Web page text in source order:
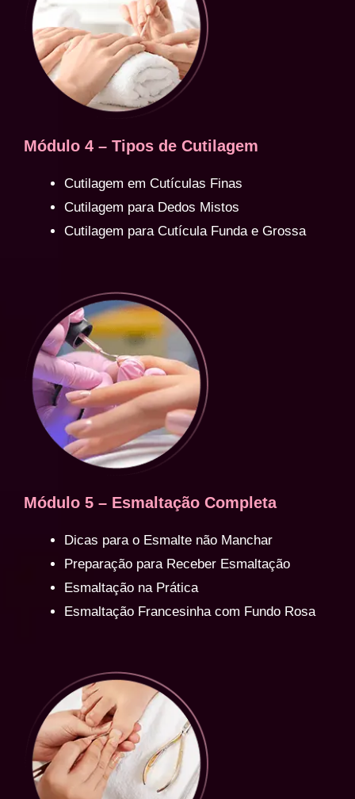
Módulo 4 – Tipos de Cutilagem
Cutilagem em Cutículas Finas
Cutilagem para Dedos Mistos
Cutilagem para Cutícula Funda e Grossa
Módulo 5 – Esmaltação Completa
Dicas para o Esmalte não Manchar
Preparação para Receber Esmaltação
Esmaltação na Prática
Esmaltação Francesinha com Fundo Rosa